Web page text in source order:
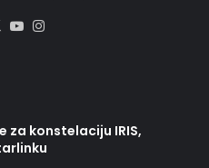
X YouTube
za konstelaciju IRIS,